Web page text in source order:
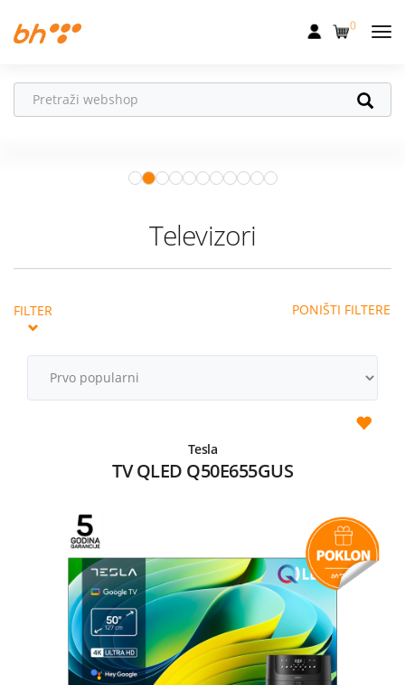
Fiksna
Akcije
Podrška
0
Ne propusti
od 04.08.–31.08. očekuju te
super pokloni!
Televizori
FILTER PONIŠTI FILTERE
Tesla
TV QLED Q50E655GUS